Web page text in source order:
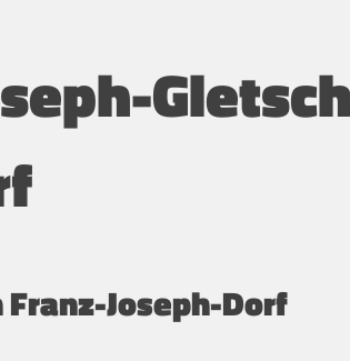
Franz-Joseph-Dorf